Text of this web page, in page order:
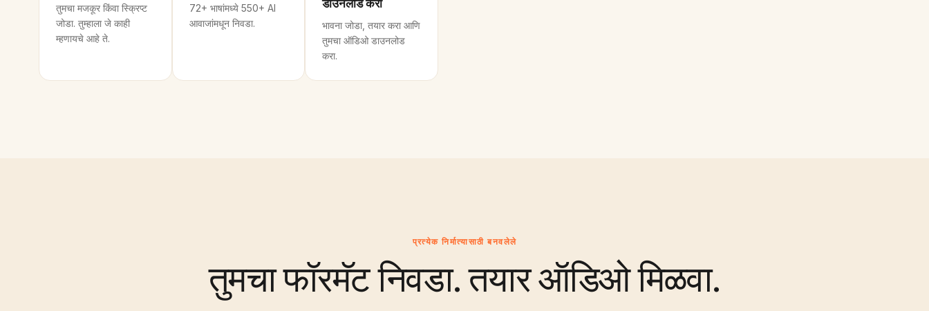
तुमचा मजकूर किंवा स्क्रिप्ट
जोडा. तुम्हाला जे काही
म्हणायचे आहे ते.
72+ भाषांमध्ये 550+ AI
आवाजांमधून निवडा.
डाउनलोड करा
भावना जोडा, तयार करा आणि
तुमचा ऑडिओ डाउनलोड
करा.
प्रत्येक निर्मात्यासाठी बनवलेले
तुमचा फॉरमॅट निवडा. तयार ऑडिओ मिळवा.